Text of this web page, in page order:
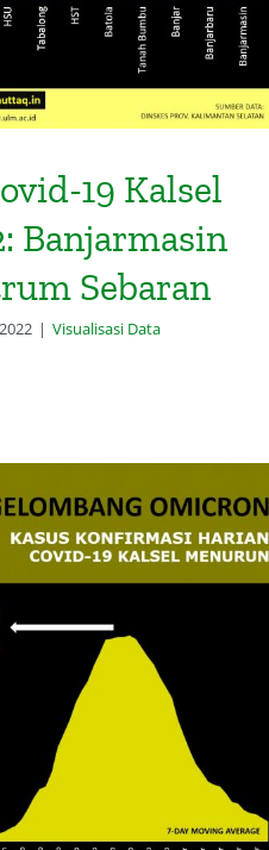
19 Kalsel
Banjarmasin
Sebaran
| Visualisasi Data
Gelombang
di Era Omicron:
Waspada